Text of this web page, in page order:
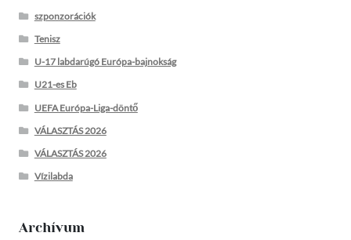
szponzorációk
Tenisz
U-17 labdarúgó Európa-bajnokság
U21-es Eb
UEFA Európa-Liga-döntő
VÁLASZTÁS 2026
VÁLASZTÁS 2026
Vízilabda
Archívum